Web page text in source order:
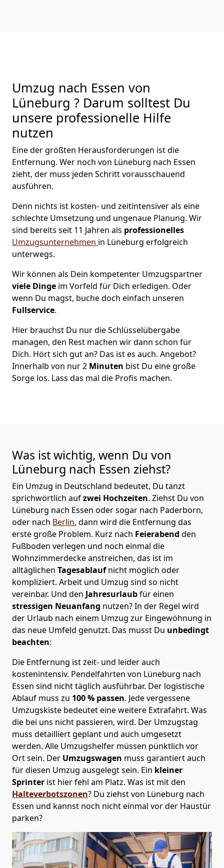
Umzug nach Essen von
Lüneburg ? Darum solltest Du
unsere professionelle Hilfe
nutzen
Eine der größten Herausforderungen ist die
Entfernung. Wer noch von Lüneburg nach Essen
zieht, der muss jeden Schritt vorausschauend
ausführen.
Denn nichts ist kosten- und zeitintensiver als eine
schlechte Umsetzung und ungenaue Planung. Wir
sind bereits seit 11 Jahren als professionelles
Umzugsunternehmen in Lüneburg erfolgreich
unterwegs.
Wir können als Dein kompetenter Umzugspartner
viele Dinge im Vorfeld für Dich erledigen. Oder
wenn Du magst, buche doch einfach unseren
Fullservice.
Hier brauchst Du nur die Schlüsselübergabe
managen, den Rest machen wir dann schon für
Dich. Hört sich gut an? Das ist es auch. Angebot?
Innerhalb von nur 2 Minuten bist Du eine große
Sorge los. Lass das mal die Profis machen.
Was ist wichtig, wenn Du von
Lüneburg nach Essen ziehst?
Ein Umzug in Deutschland bedeutet, Du tanzt
sprichwörtlich aufzwei Hochzeiten. Ziehst Du von
Lüneburg nach Essen oder sogar nach Paderborn,
oder nach Berlin, dann wird die Entfernung das
erste große Problem. Kurz nach Feierabend den
Fußboden verlegen und noch einmal die
Wohnzimmerdecke anstreichen, das ist im
alltäglichen Tagesablaufnicht möglich oder
kompliziert. Arbeit und Umzug sind so nicht
vereinbar. Und den Jahresurlaubfür einen
stressigen Neuanfang nutzen? In der Regel wird
der Urlaub nach einem Umzug zur Eingewöhnung in
das neue Umfeld genutzt. Das musst Du unbedingt
beachten:
Die Entfernung ist zeit- und leider auch
kostenintensiv. Pendelfahrten von Lüneburg nach
Essen sind nicht täglich ausführbar. Der logistische
Ablauf muss zu 100 % passen. Jede vergessene
Umzugskiste bedeutet eine weitere Extrafahrt. Was
die bei uns nicht passieren, wird. Der Umzugstag
muss detailliert geplant und auch umgesetzt
werden. Alle Umzugshelfer müssen pünktlich vor
Ort sein. Der Umzugswagen muss garantiert auch
für diesen Umzug ausgelegt sein. Ein kleiner
Sprinter ist hier fehl am Platz. Was ist mit den
Halteverbotszonen? Du ziehst von Lüneburg nach
Essen und kannst noch nicht einmal vor der Haustür
parken?